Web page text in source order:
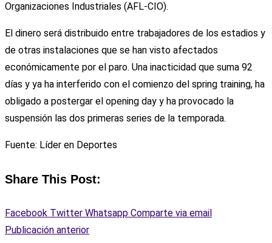
Organizaciones Industriales (AFL-CIO).
El dinero será distribuido entre trabajadores de los estadios y
de otras instalaciones que se han visto afectados
económicamente por el paro. Una inacticidad que suma 92
días y ya ha interferido con el comienzo del spring training, ha
obligado a postergar el opening day y ha provocado la
suspensión las dos primeras series de la temporada.
Fuente: Líder en Deportes
Share This Post:
Facebook Twitter Whatsapp Comparte via email
Publicación anterior